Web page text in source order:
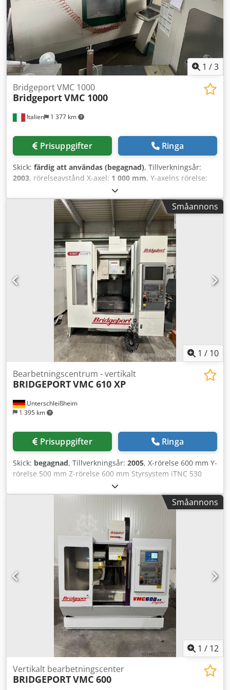
1 /3
Italien 1 377 km
Bridgeport VMC 1000
BridgeportVMC 1000
Prisuppgifter Ringa
Skick: färdig att användas (begagnad), Tillverkningsår:
2003, rörelseavstånd X-axel: 1 000 mm, Y-axelns rörelse:
, rörelseavstånd Z-axel:
HEIDENHAIN, kontrollermodell:530, spindelhastighet
10 000 varv/min, antal platser i verktygsmagasinet:
, antal axlar:4, Denna 4-axliga Bridgeport VMC 1000
tillverkades år 2003. Den har ett rörelseområde på 1 000
mm längs X-axeln, 300 mm längs Y-axeln och 500 mm
längs Z-axeln. Maskinen är utrustad med en HEIDENHAIN
530-styrenhet, en BT40-spindelhållare och ett
verktygsmagasin med kapacitet för 30 positioner. Om du är
ute efter högkvalitativa bearbetningsmöjligheter bör du
överväga det vertikala bearbetningscentret Bridgeport
VMC 1000 som vi har till salu. Kontakta oss för mer
information. Tilläggsutrustning Dkjdjzfqacspfx Al Ter •
Spåntransportör Technical Specification Taper Size BT 40
Småannons
1 / 10
Unterschleißheim
1 395 km
Bearbetningscentrum - vertikalt
BRIDGEPORTVMC 610 XP
Prisuppgifter Ringa
Skick: begagnad, Tillverkningsår: 2005, X-rörelse 600 mm Y-
rörelse 500 mm Z-rörelse 600 mm Styrsystem iTNC 530
Heidenhain Bordyta för fastsättning 900 x 500 mm
Spindelvarvtal – steglöst 0–12 000 varv/min Spindelmotor
10 kW Verktygsfäste SK40 DIN 69871 Verktygsmagasin: 24
Total effektbehov 22 kW Maskinvikt ca 6,4 ton
Utrymmesbehov ca 5,3 x 3,5 x 3,5 m Spåntransportör,
bandtyp Kratzband Kylmedelsanläggning med 3
pumpar/patronfilter Hötryckspump Grundfoss, modell
CRK2-220/22 A-W-A-AUUV Djdevxwq Espfx Al Tjkr
Småannons
1 / 12
Vertikalt bearbetningscenter
BRIDGEPORTVMC 600